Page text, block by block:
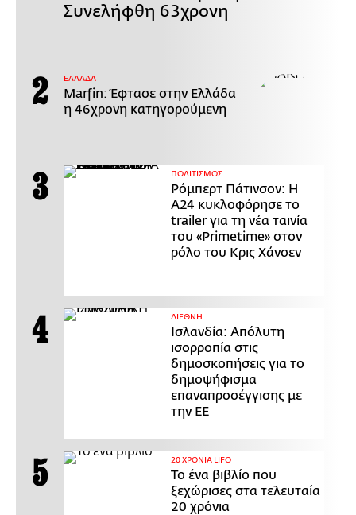
Συνελήφθη 63χρονη
ΕΛΛΑΔΑ
Marfin: Έφτασε στην Ελλάδα
η 46χρονη κατηγορούμενη
ΠΟΛΙΤΙΣΜΟΣ
Ρόμπερτ Πάτινσον: Η
Α24 κυκλοφόρησε το
trailer για τη νέα ταινία
του «Primetime» στον
ρόλο του Κρις Χάνσεν
ΔΙΕΘΝΗ
Ισλανδία: Απόλυτη
ισορροπία στις
δημοσκοπήσεις για το
δημοψήφισμα
επαναπροσέγγισης με
την ΕΕ
20 ΧΡΟΝΙΑ LIFO
Το ένα βιβλίο που
ξεχώρισες στα τελευταία
20 χρόνια